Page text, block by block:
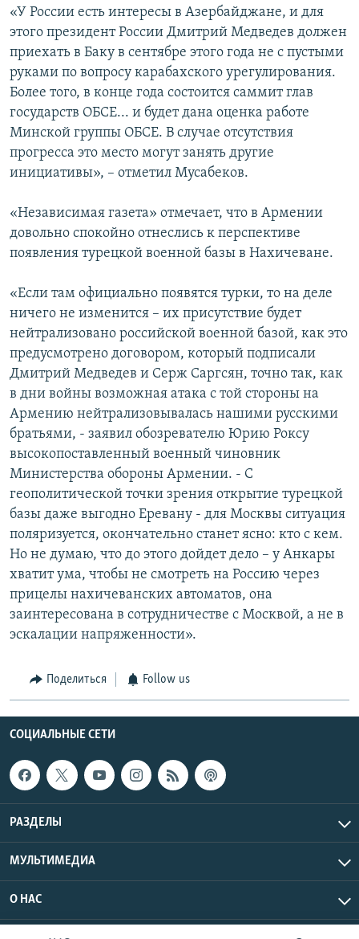
«У России есть интересы в Азербайджане, и для
этого президент России Дмитрий Медведев должен
приехать в Баку в сентябре этого года не с пустыми
руками по вопросу карабахского урегулирования.
Более того, в конце года состоится саммит глав
государств ОБСЕ... и будет дана оценка работе
Минской группы ОБСЕ. В случае отсутствия
прогресса это место могут занять другие
инициативы», – отметил Мусабеков.
«Независимая газета» отмечает, что в Армении
довольно спокойно отнеслись к перспективе
появления турецкой военной базы в Нахичеване.
«Если там официально появятся турки, то на деле
ничего не изменится – их присутствие будет
нейтрализовано российской военной базой, как это
предусмотрено договором, который подписали
Дмитрий Медведев и Серж Саргсян, точно так, как
в дни войны возможная атака с той стороны на
Армению нейтрализовывалась нашими русскими
братьями, - заявил обозревателю Юрию Роксу
высокопоставленный военный чиновник
Министерства обороны Армении. - С
геополитической точки зрения открытие турецкой
базы даже выгодно Еревану - для Москвы ситуация
поляризуется, окончательно станет ясно: кто с кем.
Но не думаю, что до этого дойдет дело – у Анкары
хватит ума, чтобы не смотреть на Россию через
прицелы нахичеванских автоматов, она
заинтересована в сотрудничестве с Москвой, а не в
эскалации напряженности».
Поделиться Follow us
СОЦИАЛЬНЫЕ СЕТИ
РАЗДЕЛЫ
МУЛЬТИМЕДИА
О НАС